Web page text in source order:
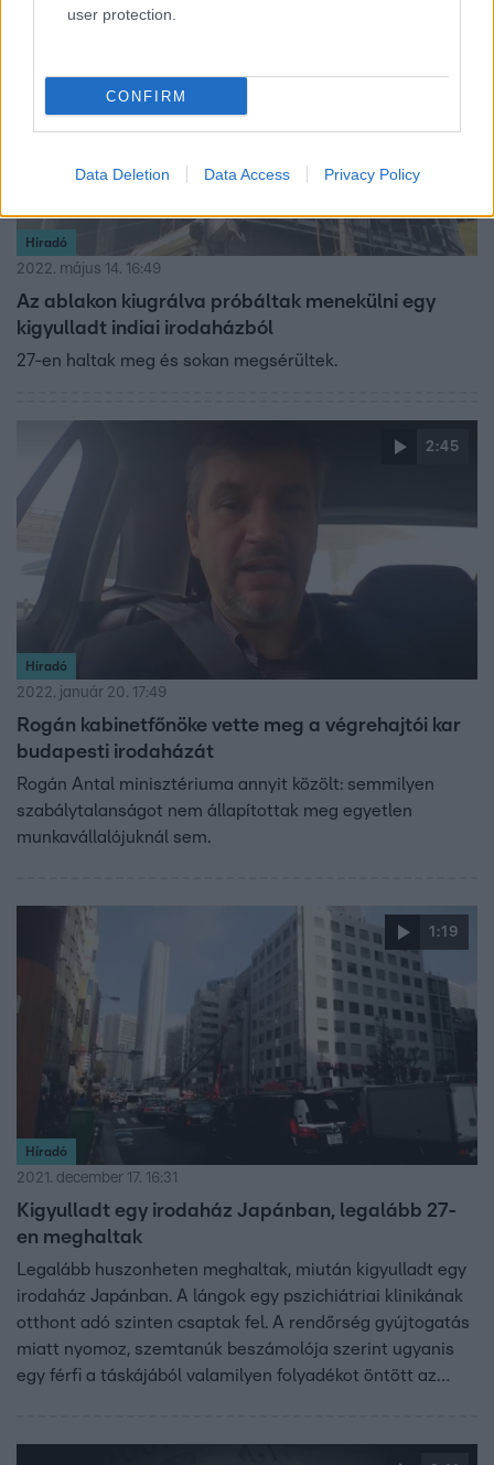
user protection.
CONFIRM
Data Deletion Data Access Privacy Policy
Híradó
2022. május 14. 16:49
Az ablakon kiugrálva próbáltak menekülni egy
kigyulladt indiai irodaházból
27-en haltak meg és sokan megsérültek.
2:45
Híradó
2022. január 20. 17:49
Rogán kabinetfőnöke vette meg a végrehajtói kar
budapesti irodaházát
Rogán Antal minisztériuma annyit közölt: semmilyen
szabálytalanságot nem állapítottak meg egyetlen
munkavállalójuknál sem.
1:19
Híradó
2021. december 17. 16:31
Kigyulladt egy irodaház Japánban, legalább 27-
en meghaltak
Legalább huszonheten meghaltak, miután kigyulladt egy
irodaház Japánban. A lángok egy pszichiátriai klinikának
otthont adó szinten csaptak fel. A rendőrség gyújtogatás
miatt nyomoz, szemtanúk beszámolója szerint ugyanis
egy férfi a táskájából valamilyen folyadékot öntött az